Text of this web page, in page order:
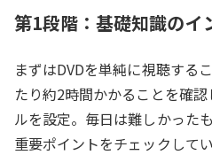
第1段階：基礎知識のイ
まずはDVDを単純に視聴する
たり約2時間かかることを確
ルを設定。毎日は難しかった
重要ポイントをチェックして